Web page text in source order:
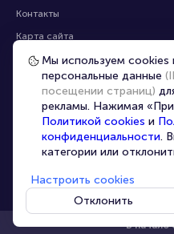
Контакты
Карта сайта
Управление cookies
Главная |
© 2020 - 2026
В начало
Мы используем cookies
персональные данные
посещении страниц)
рекламы. Нажимая
Политикой cookies и
конфиденциальности.
категории или
Настроить cookies
Отклонить